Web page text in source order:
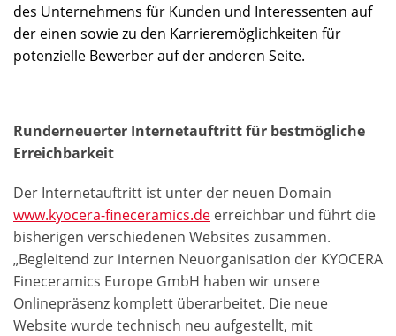
des Unternehmens für Kunden und Interessenten auf
der einen sowie zu den Karrieremöglichkeiten für
potenzielle Bewerber auf der anderen Seite.
Runderneuerter Internetauftritt für bestmögliche
Erreichbarkeit
Der Internetauftritt ist unter der neuen Domain
www.kyocera-fineceramics.de erreichbar und führt die
bisherigen verschiedenen Websites zusammen.
„Begleitend zur internen Neuorganisation der KYOCERA
Fineceramics Europe GmbH haben wir unsere
Onlinepräsenz komplett überarbeitet. Die neue
Website wurde technisch neu aufgestellt, mit